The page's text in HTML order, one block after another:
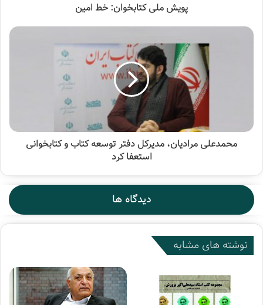
پویش ملی کتابخوان: خط امین
محمدعلی مرادیان، مدیرکل دفتر توسعه کتاب و کتابخوانی
استعفا کرد
دیدگاه ها
نوشته های مشابه